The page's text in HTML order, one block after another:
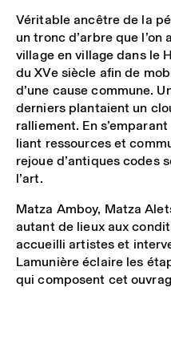
Véritable ancêtre de la
un tronc d’arbre que
village en village dans le
du XVe siècle afin de
d’une cause commune.
derniers plantaient un
ralliement. En
liant ressources et
rejoue d’antiques codes
l’art.
Matza Amboy, Matza
autant de lieux aux
accueilli artistes et
Lamunière éclaire les
qui composent cet